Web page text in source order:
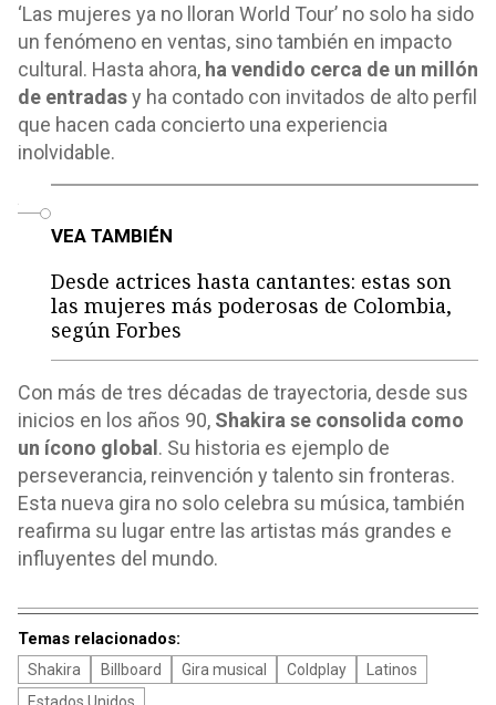
‘Las mujeres ya no lloran World Tour’ no solo ha sido
un fenómeno en ventas, sino también en impacto
cultural. Hasta ahora, ha vendido cerca de un millón
de entradasy ha contado con invitados de alto perfil
que hacen cada concierto una experiencia
inolvidable.
VEA TAMBIÉN
Desde actrices hasta cantantes: estas son
las mujeres más poderosas de Colombia,
según Forbes
Con más de tres décadas de trayectoria, desde sus
inicios en los años 90, Shakira se consolida como
un ícono global . Su historia es ejemplo de
perseverancia, reinvención y talento sin fronteras.
Esta nueva gira no solo celebra su música, también
reafirma su lugar entre las artistas más grandes e
influyentes del mundo.
Temas relacionados:
Shakira Billboard Gira musical Coldplay
Latinos